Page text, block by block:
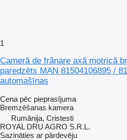
1
Cameră de frânare axă motrică
paredzēts MAN 81504106895 /
automašīnas
Cena pēc pieprasījuma
Bremzēšanas kamera
Rumānija, Cristesti
ROYAL DRU AGRO S.R.L.
Sazināties ar pārdevēju